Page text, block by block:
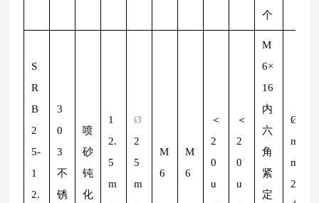
个
S
R
B
2
5-
1
2.
3
0
3
不
锈
喷
砂
钝
化
1
2.
5
m
Ø
2
5
m
M
6
M
6
＜
2
0
u
＜
2
0
u
M
6×
16
内
六
角
紧
定
Ø
m
m/
2